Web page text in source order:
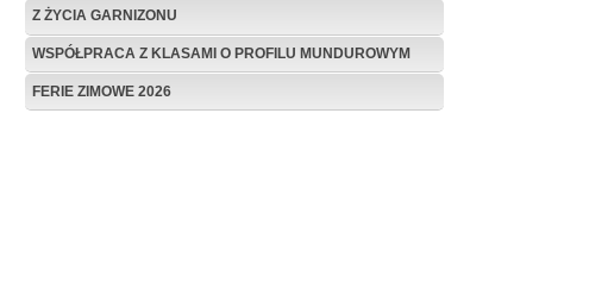
Z ŻYCIA GARNIZONU
WSPÓŁPRACA Z KLASAMI O PROFILU MUNDUROWYM
FERIE ZIMOWE 2026